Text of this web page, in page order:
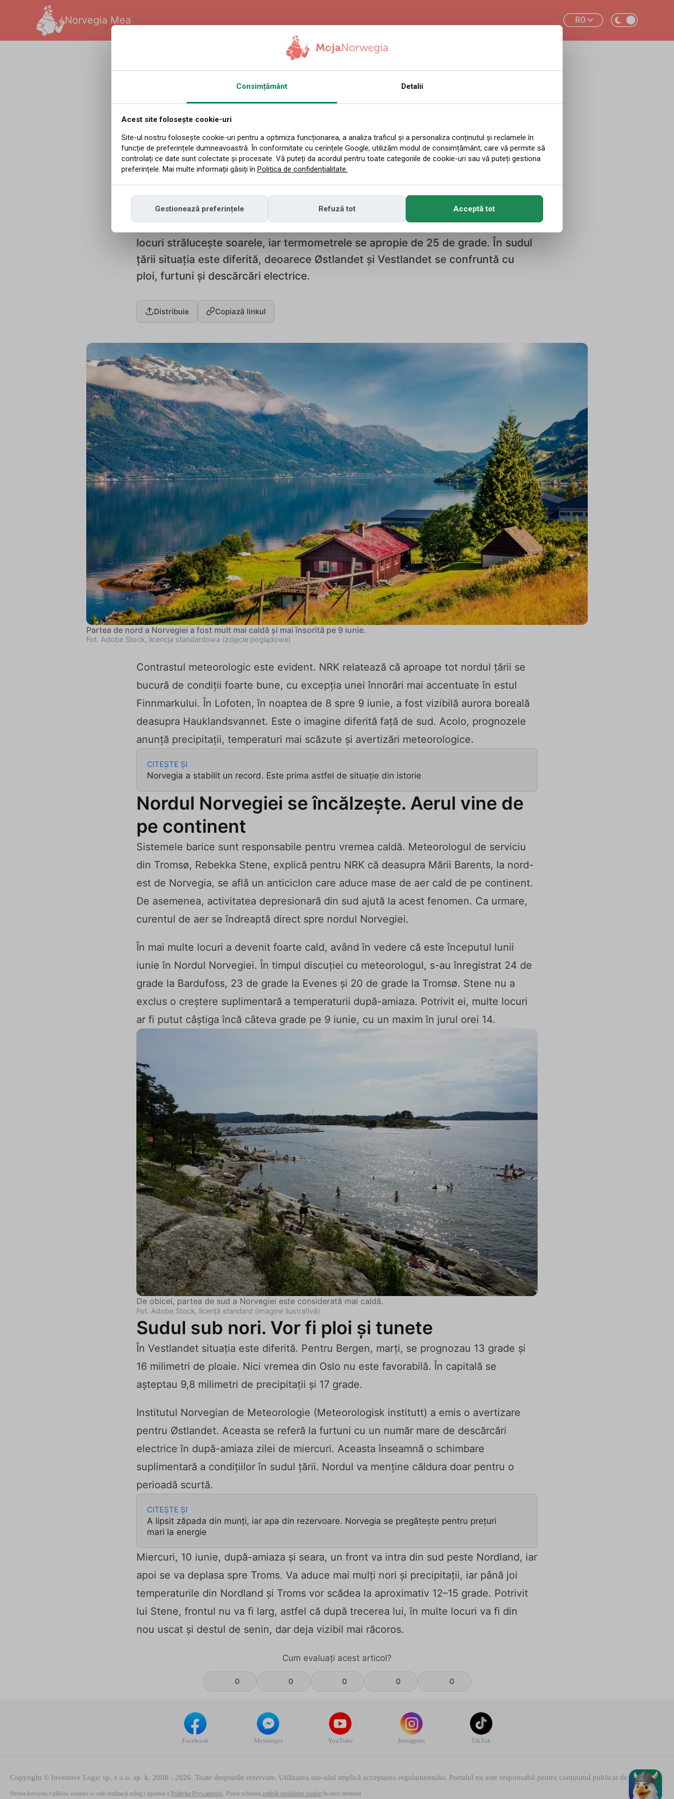
Norvegia Mea RO
Contrast neobișnuit în
Norvegia. Unii au soare, alții
trebuie să se pregătească de
furtuni
Nordul Norvegiei înregistrează temperaturi neobișnuit de ridicate. În multe
locuri strălucește soarele, iar termometrele se apropie de 25 de grade. În sudul
țării situația este diferită, deoarece Østlandet și Vestlandet se confruntă cu
ploi, furtuni și descărcări electrice.
Distribuie Copiază linkul
Partea de nord a Norvegiei a fost mult mai caldă și mai însorită pe 9 iunie.
Fot. Adobe Stock, licencja standardowa (zdjęcie poglądowe)
Contrastul meteorologic este evident. NRK relatează că aproape tot nordul țării se
bucură de condiții foarte bune, cu excepția unei înnorări mai accentuate în estul
Finnmarkului. În Lofoten, în noaptea de 8 spre 9 iunie, a fost vizibilă aurora boreală
deasupra Hauklandsvannet. Este o imagine diferită față de sud. Acolo, prognozele
anunță precipitații, temperaturi mai scăzute și avertizări meteorologice.
CITEȘTE ȘI
Norvegia a stabilit un record. Este prima astfel de situație din istorie
Nordul Norvegiei se încălzește. Aerul vine de
pe continent
Sistemele barice sunt responsabile pentru vremea caldă. Meteorologul de serviciu
din Tromsø, Rebekka Stene, explică pentru NRK că deasupra Mării Barents, la nord-
est de Norvegia, se află un anticiclon care aduce mase de aer cald de pe continent.
De asemenea, activitatea depresionară din sud ajută la acest fenomen. Ca urmare,
curentul de aer se îndreaptă direct spre nordul Norvegiei.
În mai multe locuri a devenit foarte cald, având în vedere că este începutul lunii
iunie în Nordul Norvegiei. În timpul discuției cu meteorologul, s-au înregistrat 24 de
grade la Bardufoss, 23 de grade la Evenes și 20 de grade la Tromsø. Stene nu a
exclus o creștere suplimentară a temperaturii după-amiaza. Potrivit ei, multe locuri
ar fi putut câștiga încă câteva grade pe 9 iunie, cu un maxim în jurul orei 14.
De obicei, partea de sud a Norvegiei este considerată mai caldă.
Fot. Adobe Stock, licență standard (imagine ilustrativă)
Sudul sub nori. Vor fi ploi și tunete
În Vestlandet situația este diferită. Pentru Bergen, marți, se prognozau 13 grade și
16 milimetri de ploaie. Nici vremea din Oslo nu este favorabilă. În capitală se
așteptau 9,8 milimetri de precipitații și 17 grade.
Institutul Norvegian de Meteorologie (Meteorologisk institutt) a emis o avertizare
pentru Østlandet. Aceasta se referă la furtuni cu un număr mare de descărcări
electrice în după-amiaza zilei de miercuri. Aceasta înseamnă o schimbare
suplimentară a condițiilor în sudul țării. Nordul va menține căldura doar pentru o
perioadă scurtă.
CITEȘTE ȘI
A lipsit zăpada din munți, iar apa din rezervoare. Norvegia se pregătește pentru prețuri
mari la energie
Miercuri, 10 iunie, după-amiaza și seara, un front va intra din sud peste Nordland, iar
apoi se va deplasa spre Troms. Va aduce mai mulți nori și precipitații, iar până joi
temperaturile din Nordland și Troms vor scădea la aproximativ 12–15 grade. Potrivit
lui Stene, frontul nu va fi larg, astfel că după trecerea lui, în multe locuri va fi din
nou uscat și destul de senin, dar deja vizibil mai răcoros.
Cum evaluați acest articol?
0 0 0 0 0
Facebook Messenger YouTube Instagram TikTok
Copyright © Inventive Logic sp. z o.o. sp. k. 2008 - 2026. Toate drepturile rezervate. Utilizarea site-ului implică acceptarea regulamentului. Portalul nu este responsabil pentru conținutul publicat de utilizatori!
Strona korzysta z plików cookies w celu realizacji usług i zgodnie z Polityką Prywatności. Puteți schimba setările modulelor cookie în orice moment
Consimțământ Detalii
Acest site folosește cookie-uri
Site-ul nostru folosește cookie-uri pentru a optimiza funcționarea, a analiza traficul și a personaliza conținutul și reclamele în
funcție de preferințele dumneavoastră. În conformitate cu cerințele Google, utilizăm modul de consimțământ, care vă permite să
controlați ce date sunt colectate și procesate. Vă puteți da acordul pentru toate categoriile de cookie-uri sau vă puteți gestiona
preferințele. Mai multe informații găsiți în Politica de confidențialitate.
Gestionează preferințele Refuză tot Acceptă tot